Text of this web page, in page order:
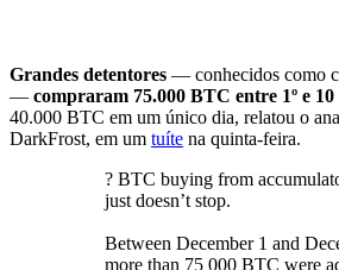
Grandes detentores — conhecidos como
— compraram 75.000 BTC entre 1º e
40.000 BTC em um único dia, relatou o
DarkFrost, em um tuíte na quinta-feira.
? BTC buying from
just doesn’t stop.
Between December 1 and
more than 75 000 BTC were